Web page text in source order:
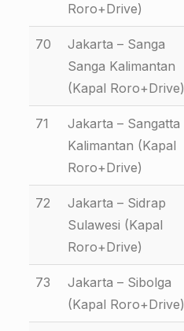
Roro+Drive)
70
Jakarta – Sanga
Sanga Kalimantan
(Kapal Roro+Drive)
71
Jakarta – Sangatta
Kalimantan (Kapal
Roro+Drive)
72
Jakarta – Sidrap
Sulawesi (Kapal
Roro+Drive)
73
Jakarta – Sibolga
(Kapal Roro+Drive)